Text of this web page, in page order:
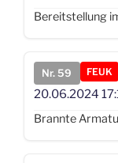
Bereitstellung
Nr. 59 FEUK
20.06.2024
Brannte